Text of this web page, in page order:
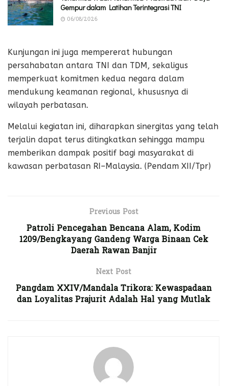
Gempur dalam Latihan Terintegrasi TNI
06/08/2026
Kunjungan ini juga mempererat hubungan
persahabatan antara TNI dan TDM, sekaligus
memperkuat komitmen kedua negara dalam
mendukung keamanan regional, khususnya di
wilayah perbatasan.
Melalui kegiatan ini, diharapkan sinergitas yang telah
terjalin dapat terus ditingkatkan sehingga mampu
memberikan dampak positif bagi masyarakat di
kawasan perbatasan RI–Malaysia. (Pendam XII/Tpr)
Previous Post
Patroli Pencegahan Bencana Alam, Kodim
1209/Bengkayang Gandeng Warga Binaan Cek
Daerah Rawan Banjir
Next Post
Pangdam XXIV/Mandala Trikora: Kewaspadaan
dan Loyalitas Prajurit Adalah Hal yang Mutlak